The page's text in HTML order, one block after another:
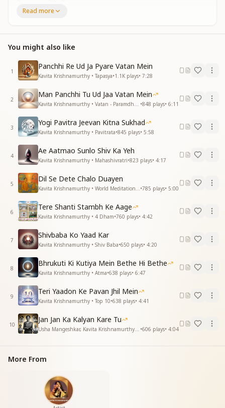
कर्मयोगकी करामातसे इस जग को बदलाना है
नयनो में वो रूहानी दृष्टी रूहों को करे भरपूर
नयनो में वो रूहानी दृष्टी रूहों को करे भरपूर
मुखमें हो भरपूर वाणी सबको दुख से करदे दूर
मुखमें हो भरपूर वाणी सबको दुख से करदे दूर
तपते हुए दिनोंसे अब तो दिव्य प्यार बरसाना है
कर्मयोगकी करामातसे इस जग को बदलाना है
अपने कर्मो के द्वारा हमे कर्मयोग दिखलाना है
अपने कर्मो के द्वारा हमे कर्मयोग दिखलाना है
कर्मयोगकी करामतसे इस जग को बदलाना है
कर्मयोगकी करामतसे इस जग को बदलाना है
ओम शांति ओम शांति ओम शांति
ओम शांति ओम शांति ओम शांति
—--------------------------------------
Read more
You might also like
1
Panchhi Re Ud Ja Pyare Vatan Mein
Kavita Krishnamurthy • Tapasya•1.1K plays• 7:28
2
Man Panchhi Tu Ud Jaa Vatan Mein
•848 plays• 6:11
3
Yogi Pavitra Jeevan Kitna Sukhad
Kavita Krishnamurthy • Pavitrata•845 plays• 5:58
4
Ae Aatmao Sunlo Shiv Ka Yeh
Kavita Krishnamurthy • Mahashivratri•823 plays• 4:17
5
Dil Se Dete Chalo Duayen
•785 plays• 5:00
6
Tere Shanti Stambh Ke Aage
Kavita Krishnamurthy • 4 Dham•760 plays• 4:42
7
Shivbaba Ko Yaad Kar
Kavita Krishnamurthy • Shiv Baba•650 plays• 4:20
8
Bhrukuti Ki Kutiya Mein Bethe Hi Bethe
Kavita Krishnamurthy • Atma•638 plays• 6:47
9
Teri Yaadon Ke Pavan Jhil Mein
Kavita Krishnamurthy • Top 10•638 plays• 4:41
10
Jan Jan Ka Kalyan Kare Tu
•606 plays• 4:04
More From